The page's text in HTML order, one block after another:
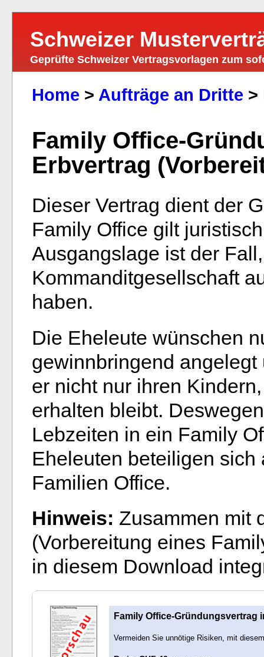
Schweizer
Geprüfte Schweizer Vertragsvorlagen zum
Home > Aufträge an Dritte >
Family Office-
Erbvertrag
Dieser Vertrag dient der
Family Office gilt
Ausgangslage ist der
Kommanditgesellschaft
haben.
Die Eheleute wünschen
gewinnbringend
er nicht nur ihren
erhalten bleibt.
Lebzeiten in ein Family
Eheleuten beteiligen
Familien Office.
Hinweis: Zusammen mit
(Vorbereitung eines
in diesem Download
Family Office-Gründungsvertrag
Vermeiden Sie unnötige Risiken, mit